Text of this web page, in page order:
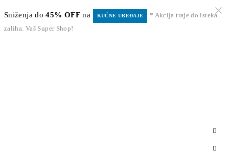
Sniženja do45% OFF na KUĆNE UREĐAJE
* Akcija traje do isteka
zaliha. Vaš Super Shop!